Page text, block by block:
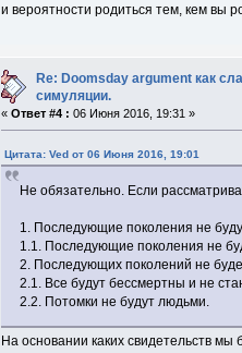
и вероятности родиться тем, кем вы
Re: Doomsday argument как
симуляции.
« Ответ #4 : 06 Июня 2016, 19:31 »
Цитата: Ved от 06 Июня 2016, 19:01
Не обязательно. Если
1. Последующие поколения не
1.1. Последующие поколения не
2. Последующих поколений не
2.1. Все будут бессмертны и не
2.2. Потомки не будут людьми.
На основании каких свидетельств мы